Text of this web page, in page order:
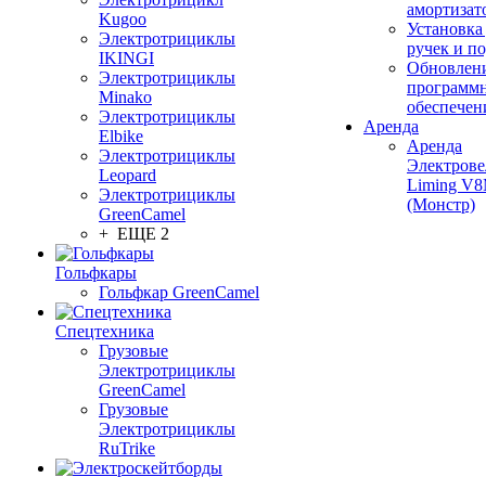
Kugoo
Электротрициклы
IKINGI
Электротрициклы
Minako
Электротрициклы
Elbike
Электротрициклы
Leopard
Электротрициклы
GreenCamel
+ ЕЩЕ 2
Гольфкары
Гольфкар GreenCamel
Спецтехника
Грузовые
Электротрициклы
GreenCamel
Грузовые
Электротрициклы
RuTrike
ручек и
Аренда
Аренда
Liming
(Монстр)